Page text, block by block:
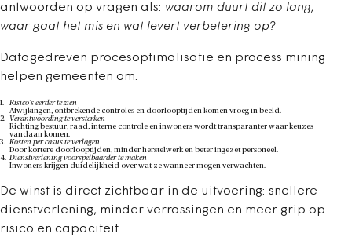
antwoorden op vragen als: waarom duurt dit zo lang,
waar gaat het mis en wat levert verbetering op?
Datagedreven procesoptimalisatie en process mining
helpen gemeenten om:
Risico’s eerder te zien
Afwijkingen, ontbrekende controles en doorlooptijden komen vroeg in beeld.
Verantwoording te versterken
Richting bestuur, raad, interne controle en inwoners wordt transparanter waar keuzes
vandaan komen.
Kosten per casus te verlagen
Door kortere doorlooptijden, minder herstelwerk en beter ingezet personeel.
Dienstverlening voorspelbaarder te maken
Inwoners krijgen duidelijkheid over wat ze wanneer mogen verwachten.
De winst is direct zichtbaar in de uitvoering: snellere
dienstverlening, minder verrassingen en meer grip op
risico en capaciteit.